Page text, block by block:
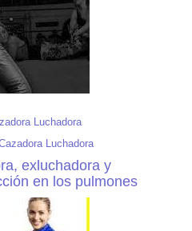
Luchadora
Luchadora
exluchadora y
en los pulmones